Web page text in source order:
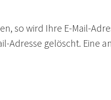
so wird Ihre E-Mail-
Adresse gelöscht. Eine